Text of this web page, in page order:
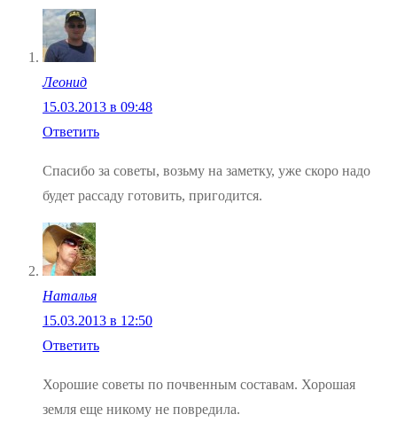
Леонид
15.03.2013 в 09:48
Ответить
Спасибо за советы, возьму на заметку, уже скоро надо
будет рассаду готовить, пригодится.
Наталья
15.03.2013 в 12:50
Ответить
Хорошие советы по почвенным составам. Хорошая
земля еще никому не повредила.